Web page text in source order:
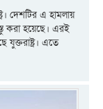
দেশটির এ হামলায়
করা হয়েছে। এরই
যুক্তরাষ্ট্র। এতে